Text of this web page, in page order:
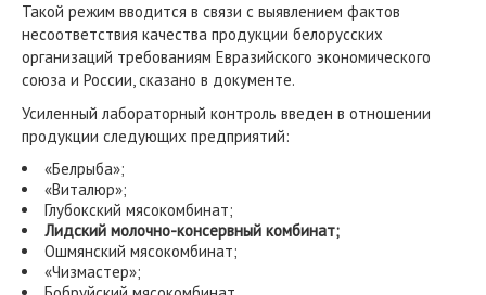
Такой режим вводится в связи с выявлением фактов
несоответствия качества продукции белорусских
организаций требованиям Евразийского экономического
союза и России, сказано в документе.
Усиленный лабораторный контроль введен в отношении
продукции следующих предприятий:
«Белрыба»;
«Виталюр»;
Глубокский мясокомбинат;
Лидский молочно-консервный комбинат;
Ошмянский мясокомбинат;
«Чизмастер»;